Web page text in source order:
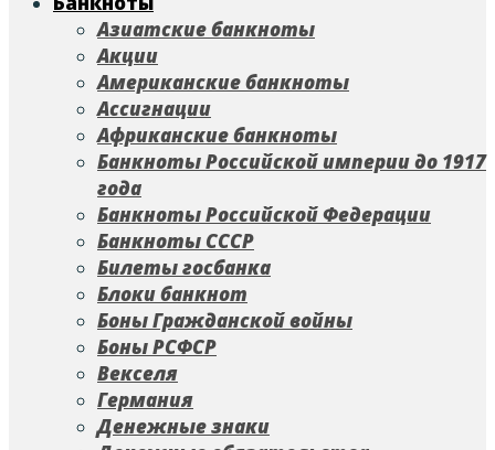
Азиатские банкноты
Акции
Американские банкноты
Ассигнации
Африканские банкноты
Банкноты Российской империи до 1917
года
Банкноты Российской Федерации
Банкноты СССР
Билеты госбанка
Блоки банкнот
Боны Гражданской войны
Боны РСФСР
Векселя
Германия
Денежные знаки